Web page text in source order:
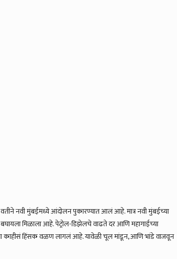
वतीने नवी मुंबईमध्ये आंदोलन पुकारण्यात आलं आहे. मात्र नवी मुंबईच्या
मिळाला आहे. पेट्रोल-डिझेलचे वाढते दर आणि महागाईच्या
काहीसं हिंसक वळण लागलं आहे. यावेळी चूल मांडून, आणि भांडे वाजवून